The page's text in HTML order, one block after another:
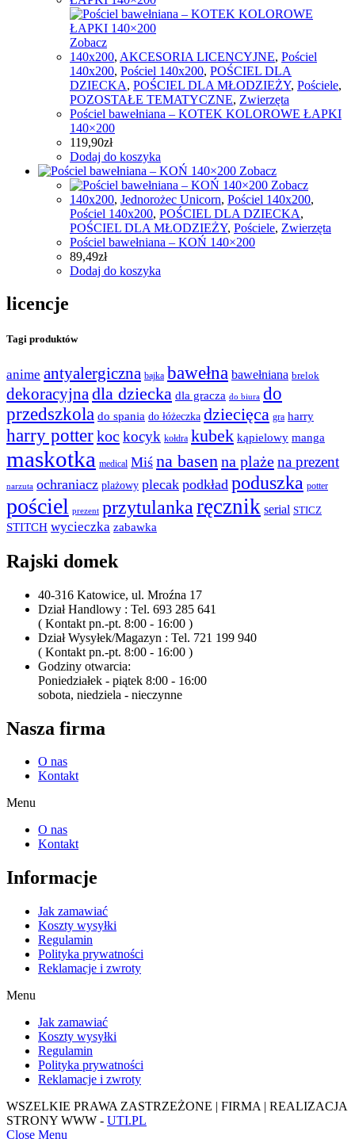
Zobacz
140x200, AKCESORIA LICENCYJNE, Pościel
140x200, Pościel 140x200, POŚCIEL DLA
DZIECKA, POŚCIEL DLA MŁODZIEŻY, Pościele,
POZOSTAŁE TEMATYCZNE, Zwierzęta
Pościel bawełniana – KOTEK KOLOROWE ŁAPKI
140×200
119,90zł
Dodaj do koszyka
Zobacz
Zobacz
140x200, Jednorożec Unicorn, Pościel 140x200,
Pościel 140x200, POŚCIEL DLA DZIECKA,
POŚCIEL DLA MŁODZIEŻY, Pościele, Zwierzęta
Pościel bawełniana – KOŃ 140×200
89,49zł
Dodaj do koszyka
licencje
Tagi produktów
anime antyalergiczna bajka bawełna bawełniana brelok
dekoracyjna dla dziecka dla gracza do biura do
przedszkola do spania do łóżeczka dziecięca gra harry
harry potterkoc kocyk kołdra kubek kąpielowy manga
maskotka medical Miś na basen na plażena prezent
narzuta ochraniacz plażowy plecak podkład poduszka potter
pościel prezent przytulanka ręcznik serial STICZ
STITCH wycieczka zabawka
Rajski domek
40-316 Katowice, ul. Mroźna 17
Dział Handlowy : Tel. 693 285 641
( Kontakt pn.-pt. 8:00 - 16:00 )
Dział Wysyłek/Magazyn : Tel. 721 199 940
( Kontakt pn.-pt. 8:00 - 16:00 )
Godziny otwarcia:
Poniedziałek - piątek 8:00 - 16:00
sobota, niedziela - nieczynne
Nasza firma
O nas
Kontakt
Menu
O nas
Kontakt
Informacje
Jak zamawiać
Koszty wysyłki
Regulamin
Polityka prywatności
Reklamacje i zwroty
Menu
Jak zamawiać
Koszty wysyłki
Regulamin
Polityka prywatności
Reklamacje i zwroty
WSZELKIE PRAWA ZASTRZEŻONE | FIRMA | REALIZACJA
STRONY WWW - UTI.PL
Close Menu